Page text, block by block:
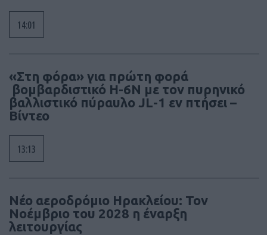
14:01
«Στη φόρα» για πρώτη φορά
βομβαρδιστικό H-6N με τον πυρηνικό
βαλλιστικό πύραυλο JL-1 εν πτήσει –
Βίντεο
13:13
Νέο αεροδρόμιο Ηρακλείου: Τον
Νοέμβριο του 2028 η έναρξη
λειτουργίας